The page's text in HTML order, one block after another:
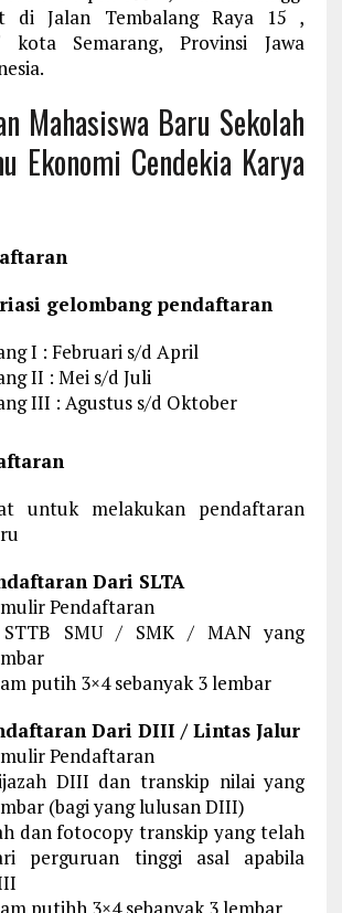
di Jalan Tembalang Raya 15 ,
Semarang, Provinsi Jawa
Mahasiswa Baru Sekolah
Ekonomi Cendekia Karya
gelombang pendaftaran
I : Februari s/d April
II : Mei s/d Juli
III : Agustus s/d Oktober
untuk melakukan pendaftaran
Dari SLTA
Pendaftaran
SMU / SMK / MAN yang
putih 3×4 sebanyak 3 lembar
Dari DIII / Lintas Jalur
Pendaftaran
DIII dan transkip nilai yang
(bagi yang lulusan DIII)
dan fotocopy transkip yang telah
perguruan tinggi asal apabila